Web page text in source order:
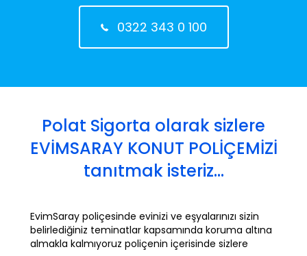
0322 343 0 100
Polat Sigorta olarak sizlere
EVİMSARAY KONUT POLİÇEMİZİ
tanıtmak isteriz...
EvimSaray poliçesinde evinizi ve eşyalarınızı sizin
belirlediğiniz teminatlar kapsamında koruma altına
almakla kalmıyoruz poliçenin içerisinde sizlere